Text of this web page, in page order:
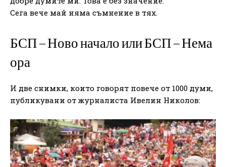
Сега вече май няма съмнение в тях.
БСП – Ново начало или БСП – Нема
ора
И две снимки, които говорят повече от 1000 думи,
публикувани от журналиста Ивелин Николов: